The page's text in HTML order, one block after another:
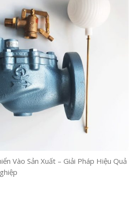
Vào Sản Xuất – Giải Pháp Hiệu Quả